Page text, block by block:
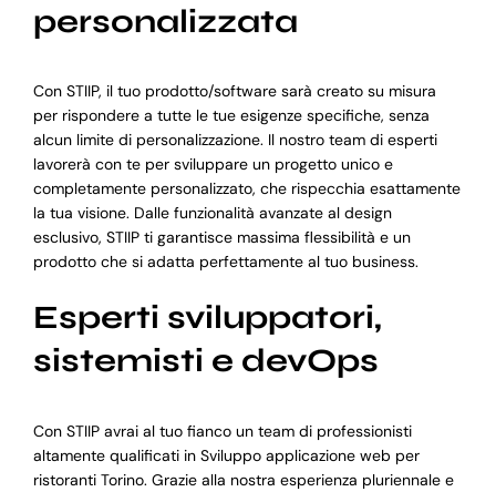
personalizzata
Con STIIP, il tuo prodotto/software sarà creato su misura
per rispondere a tutte le tue esigenze specifiche, senza
alcun limite di personalizzazione. Il nostro team di esperti
lavorerà con te per sviluppare un progetto unico e
completamente personalizzato, che rispecchia esattamente
la tua visione. Dalle funzionalità avanzate al design
esclusivo, STIIP ti garantisce massima flessibilità e un
prodotto che si adatta perfettamente al tuo business.
Esperti sviluppatori,
sistemisti e devOps
Con STIIP avrai al tuo fianco un team di professionisti
altamente qualificati in Sviluppo applicazione web per
ristoranti Torino. Grazie alla nostra esperienza pluriennale e